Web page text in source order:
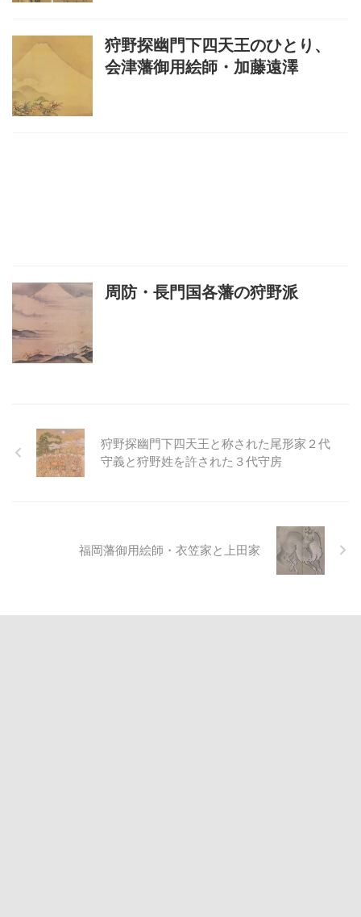
狩野探幽門下四天王のひとり、
会津藩御用絵師・加藤遠澤
周防・長門国各藩の狩野派
狩野探幽門下四天王と称された尾形家２代
守義と狩野姓を許された３代守房
福岡藩御用絵師・衣笠家と上田家